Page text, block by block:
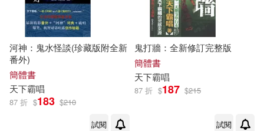
河神：鬼水怪談(珍藏版附全新
番外)
簡體書
天下霸唱
87 折 $183 $210
試閱
鬼打牆：全新修訂完整版
簡體書
天下霸唱
87 折 $187 $215
試閱